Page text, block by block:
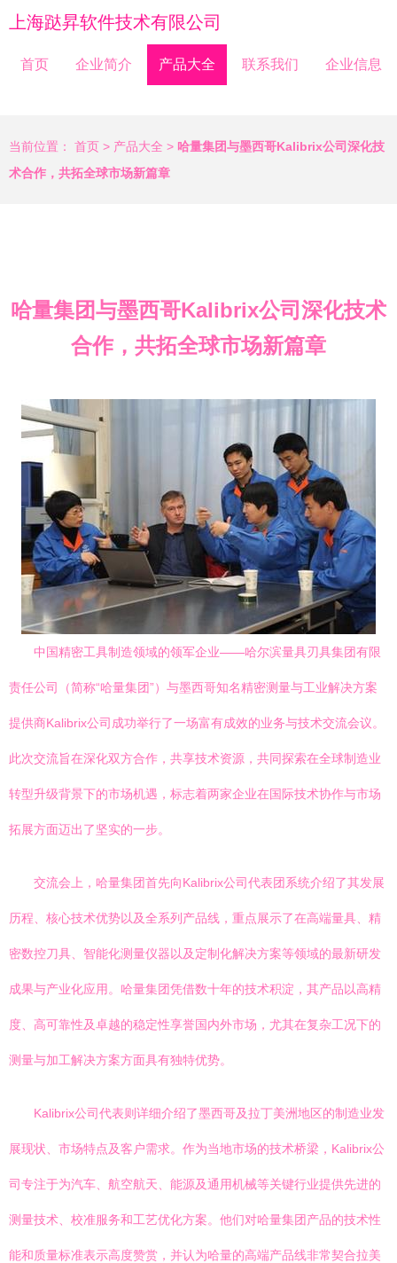
上海跶昇软件技术有限公司
首页 企业简介 产品大全 联系我们 企业信息
当前位置： 首页 > 产品大全 > 哈量集团与墨西哥Kalibrix公司深化技
术合作，共拓全球市场新篇章
哈量集团与墨西哥Kalibrix公司深化技术
合作，共拓全球市场新篇章
中国精密工具制造领域的领军企业——哈尔滨量具刃具集团有限
责任公司（简称“哈量集团”）与墨西哥知名精密测量与工业解决方案
提供商Kalibrix公司成功举行了一场富有成效的业务与技术交流会议。
此次交流旨在深化双方合作，共享技术资源，共同探索在全球制造业
转型升级背景下的市场机遇，标志着两家企业在国际技术协作与市场
拓展方面迈出了坚实的一步。
交流会上，哈量集团首先向Kalibrix公司代表团系统介绍了其发展
历程、核心技术优势以及全系列产品线，重点展示了在高端量具、精
密数控刀具、智能化测量仪器以及定制化解决方案等领域的最新研发
成果与产业化应用。哈量集团凭借数十年的技术积淀，其产品以高精
度、高可靠性及卓越的稳定性享誉国内外市场，尤其在复杂工况下的
测量与加工解决方案方面具有独特优势。
Kalibrix公司代表则详细介绍了墨西哥及拉丁美洲地区的制造业发
展现状、市场特点及客户需求。作为当地市场的技术桥梁，Kalibrix公
司专注于为汽车、航空航天、能源及通用机械等关键行业提供先进的
测量技术、校准服务和工艺优化方案。他们对哈量集团产品的技术性
能和质量标准表示高度赞赏，并认为哈量的高端产品线非常契合拉美